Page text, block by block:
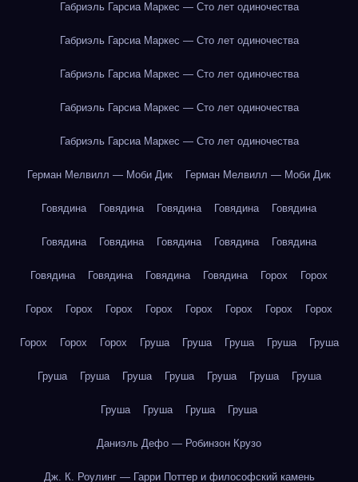
Габриэль Гарсиа Маркес — Сто лет одиночества
Габриэль Гарсиа Маркес — Сто лет одиночества
Габриэль Гарсиа Маркес — Сто лет одиночества
Габриэль Гарсиа Маркес — Сто лет одиночества
Габриэль Гарсиа Маркес — Сто лет одиночества
Герман Мелвилл — Моби Дик Герман Мелвилл — Моби Дик
Говядина Говядина Говядина Говядина Говядина
Говядина Говядина Говядина Говядина Говядина
Говядина Говядина Говядина Говядина Горох Горох
Горох Горох Горох Горох Горох Горох Горох Горох
Горох Горох Горох Груша Груша Груша Груша Груша
Груша Груша Груша Груша Груша Груша Груша
Груша Груша Груша Груша
Даниэль Дефо — Робинзон Крузо
Дж. К. Роулинг — Гарри Поттер и философский камень